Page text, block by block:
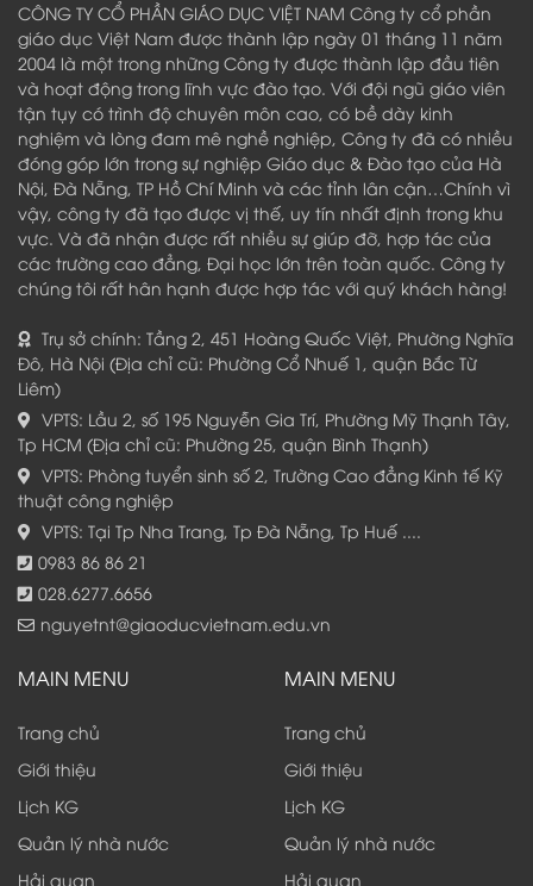
CÔNG TY CỔ PHẦN GIÁO DỤC VIỆT NAM Công ty cổ phần
giáo dục Việt Nam được thành lập ngày 01 tháng 11 năm
2004 là một trong những Công ty được thành lập đầu tiên
và hoạt động trong lĩnh vực đào tạo. Với đội ngũ giáo viên
tận tụy có trình độ chuyên môn cao, có bề dày kinh
nghiệm và lòng đam mê nghề nghiệp, Công ty đã có nhiều
đóng góp lớn trong sự nghiệp Giáo dục & Đào tạo của Hà
Nội, Đà Nẵng, TP Hồ Chí Minh và các tỉnh lân cận…Chính vì
vậy, công ty đã tạo được vị thế, uy tín nhất định trong khu
vực. Và đã nhận được rất nhiều sự giúp đỡ, hợp tác của
các trường cao đẳng, Đại học lớn trên toàn quốc. Công ty
chúng tôi rất hân hạnh được hợp tác với quý khách hàng!
Trụ sở chính: Tầng 2, 451 Hoàng Quốc Việt, Phường Nghĩa
Đô, Hà Nội (Địa chỉ cũ: Phường Cổ Nhuế 1, quận Bắc Từ
Liêm)
VPTS: Lầu 2, số 195 Nguyễn Gia Trí, Phường Mỹ Thạnh Tây,
Tp HCM (Địa chỉ cũ: Phường 25, quận Bình Thạnh)
VPTS: Phòng tuyển sinh số 2, Trường Cao đẳng Kinh tế Kỹ
thuật công nghiệp
VPTS: Tại Tp Nha Trang, Tp Đà Nẵng, Tp Huế ....
0983 86 86 21
028.6277.6656
nguyetnt@giaoducvietnam.edu.vn
MAIN MENU
Trang chủ
Giới thiệu
Lịch KG
Quản lý nhà nước
Hải quan
MAIN MENU
Trang chủ
Giới thiệu
Lịch KG
Quản lý nhà nước
Hải quan